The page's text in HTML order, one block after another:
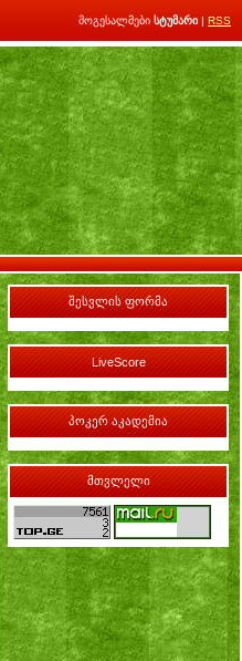
მოგესალმები სტუმარი | RSS
შესვლის ფორმა
LiveScore
პოკერ აკადემია
მთვლელი